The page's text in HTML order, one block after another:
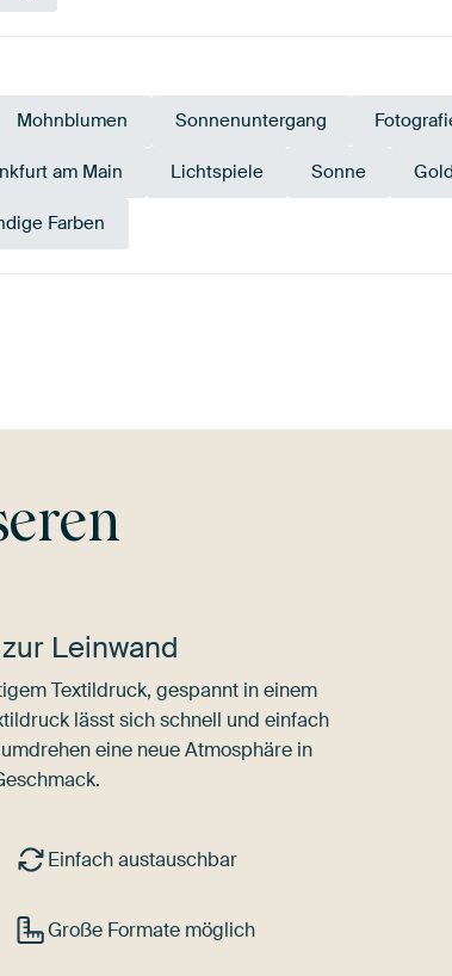
Mohnblumen Sonnenuntergang
am Main Lichtspiele Sonne
Farben
Leinwand
Textildruck, gespannt in einem
lässt sich schnell und einfach
eine neue Atmosphäre in
Einfach austauschbar
Große Formate möglich